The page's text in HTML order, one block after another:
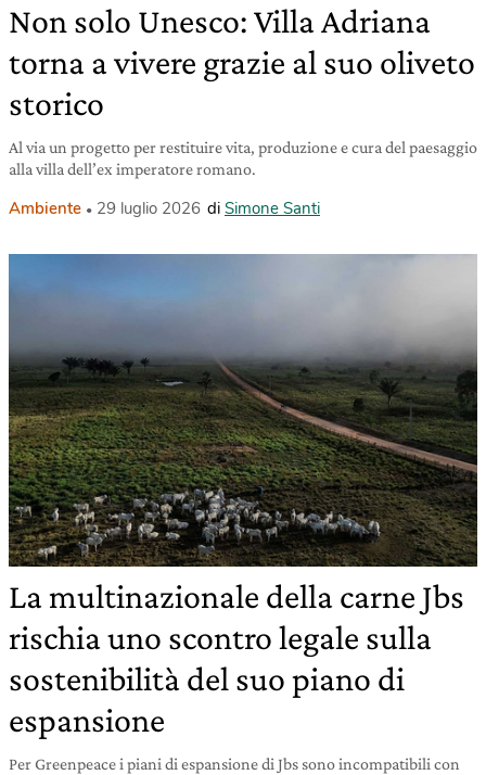
Non solo Unesco: Villa Adriana
torna a vivere grazie al suo oliveto
storico
Al via un progetto per restituire vita, produzione e cura del paesaggio
alla villa dell’ex imperatore romano.
Ambiente 29 luglio 2026 di Simone Santi
La multinazionale della carne Jbs
rischia uno scontro legale sulla
sostenibilità del suo piano di
espansione
Per Greenpeace i piani di espansione di Jbs sono incompatibili con